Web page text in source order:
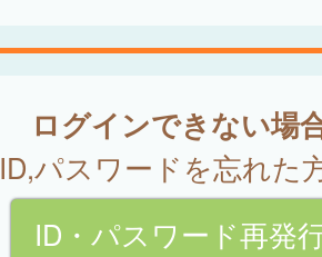
ログインできない場
ID,パスワードを忘れた
ID・パスワード再発